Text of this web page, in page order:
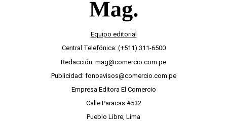
Equipo editorial
Central Telefónica: (+511) 311-6500
Redacción: mag@comercio.com.pe
Publicidad: fonoavisos@comercio.com.pe
Empresa Editora El Comercio
Calle Paracas #532
Pueblo Libre, Lima